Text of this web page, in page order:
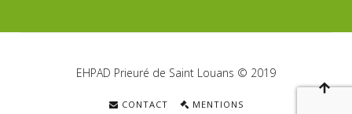
EHPAD Prieuré de Saint Louans © 2019
CONTACT MENTIONS